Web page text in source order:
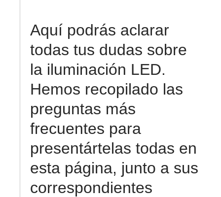
Aquí podrás aclarar
todas tus dudas sobre
la iluminación LED.
Hemos recopilado las
preguntas más
frecuentes para
presentártelas todas en
esta página, junto a sus
correspondientes